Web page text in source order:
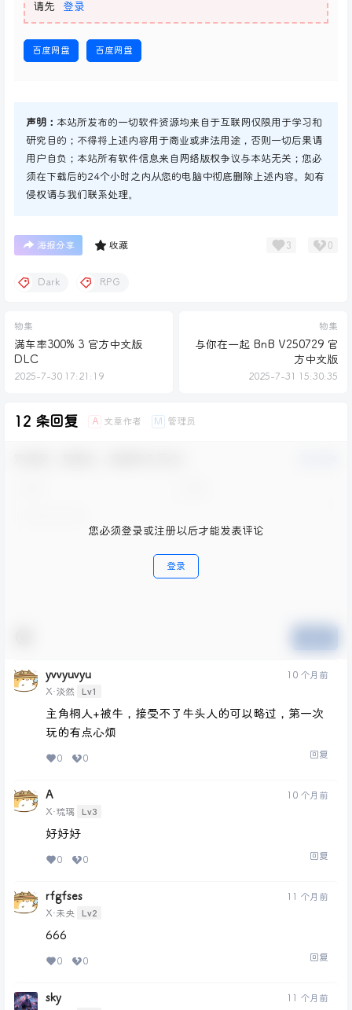
请先 登录
百度网盘 百度网盘
声明： 本站所发布的一切软件资源均来自于互联网仅限用于学习和
研究目的；不得将上述内容用于商业或非法用途，否则一切后果请
用户自负；本站所有软件信息来自网络版权争议与本站无关；您必
须在下载后的24个小时之内从您的电脑中彻底删除上述内容。如有
侵权请与我们联系处理。
海报分享 收藏 3 0
Dark RPG
物集
满车率300% 3 官方中文版
DLC
2025-7-30 17:21:19
物集
与你在一起 BnB V250729 官
方中文版
2025-7-31 15:30:35
12 条回复 A 文章作者 M 管理员
您必须登录或注册以后才能发表评论
登录
yvvyuvyu
X·淡然 Lv1
10 个月前
主角桐人+被牛，接受不了牛头人的可以略过，第一次
玩的有点心烦
0 0 回复
A
X·琉璃 Lv3
10 个月前
好好好
0 0 回复
rfgfses
X·未央 Lv2
11 个月前
666
0 0 回复
sky 11 个月前